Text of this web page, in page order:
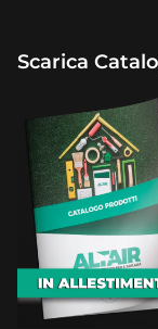
Scarica